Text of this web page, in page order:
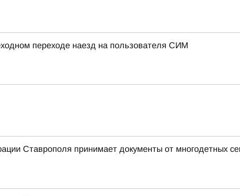
переходе наезд на пользователя СИМ
Ставрополя принимает документы от многодетных